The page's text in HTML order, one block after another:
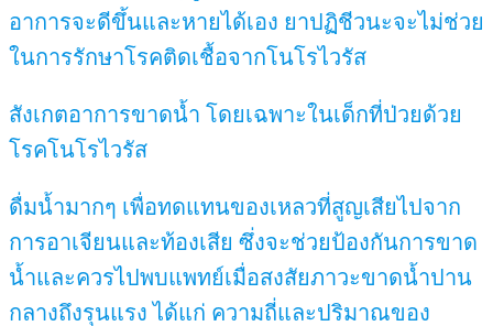
อาการจะดีขึ้นและหายได้เอง ยาปฏิชีวนะจะไม่ช่วย
ในการรักษาโรคติดเชื้อจากโนโรไวรัส
สังเกตอาการขาดน้ำ โดยเฉพาะในเด็กที่ป่วยด้วย
โรคโนโรไวรัส
ดื่มน้ำมากๆ เพื่อทดแทนของเหลวที่สูญเสียไปจาก
การอาเจียนและท้องเสีย ซึ่งจะช่วยป้องกันการขาด
น้ำและควรไปพบแพทย์เมื่อสงสัยภาวะขาดน้ำปาน
กลางถึงรุนแรง ได้แก่ ความถี่และปริมาณของ